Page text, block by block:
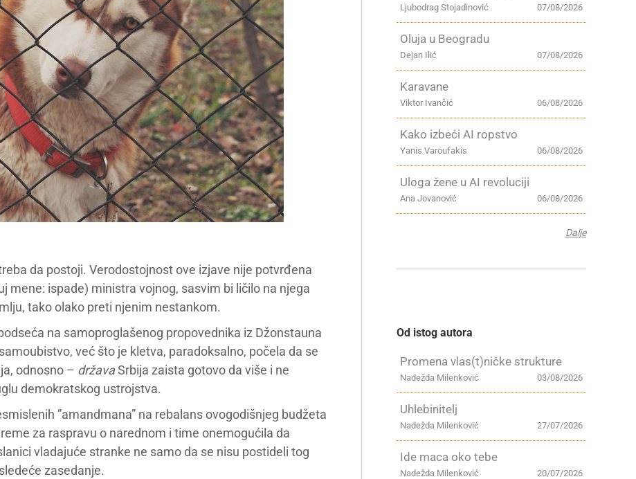
da postoji. Verodostojnost ove izjave nije potvrđena
mene: ispade) ministra vojnog, sasvim bi ličilo na njega
tako olako preti njenim nestankom.
na samoproglašenog propovednika iz Džonstauna
već što je kletva, paradoksalno, počela da se
odnosno – državaSrbija zaista gotovo da više i ne
demokratskog ustrojstva.
”amandmana” na rebalans ovogodišnjeg budžeta
za raspravu o narednom i time onemogućila da
vladajuće stranke ne samo da se nisu postideli tog
zasedanje.
07/08/2026
Ljubodrag Stojadinović
Oluja u Beogradu
07/08/2026
Dejan Ilić
Karavane
06/08/2026
Viktor Ivančić
Kako izbeći AI ropstvo
06/08/2026
Yanis Varoufakis
Uloga žene u AI revoluciji
06/08/2026
Ana Jovanović
Dalje
Od istog autora
Promena vlas(t)ničke strukture
03/08/2026
Nadežda Milenković
Uhlebinitelj
27/07/2026
Nadežda Milenković
Ide maca oko tebe
20/07/2026
Nadežda Milenković